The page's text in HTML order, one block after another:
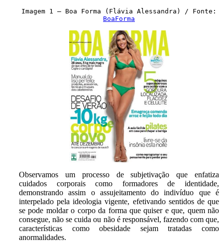
Imagem 1 – Boa Forma (Flávia Alessandra) / Fonte:
BoaForma
Observamos um processo de subjetivação que enfatiza
cuidados corporais como formadores de identidade,
demonstrando assim o assujeitamento do indivíduo que é
interpelado pela ideologia vigente, efetivando sentidos de que
se pode moldar o corpo da forma que quiser e que, quem não
consegue, não se cuida ou não é responsável, fazendo com que,
características como obesidade sejam tratadas como
anormalidades.